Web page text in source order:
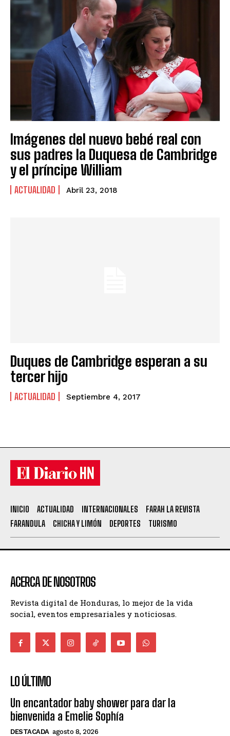
Imágenes del nuevo bebé real con
sus padres la Duquesa de Cambridge
y el príncipe William
ACTUALIDAD Abril 23, 2018
Duques de Cambridge esperan a su
tercer hijo
ACTUALIDAD Septiembre 4, 2017
INICIO ACTUALIDAD INTERNACIONALES
FARAH LA REVISTA
FARANDULA
CHICHA Y LIMÓN DEPORTES TURISMO
ACERCA DE NOSOTROS
Revista digital de Honduras, lo mejor de la vida
social, eventos empresariales y noticiosas.
LO ÚLTIMO
Un encantador baby shower para dar la
bienvenida a Emelie Sophía
DESTACADA agosto 8, 2026